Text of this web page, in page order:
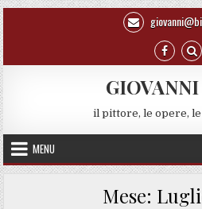
Skip to content
il pittore, le opere,
MENU
Mese: